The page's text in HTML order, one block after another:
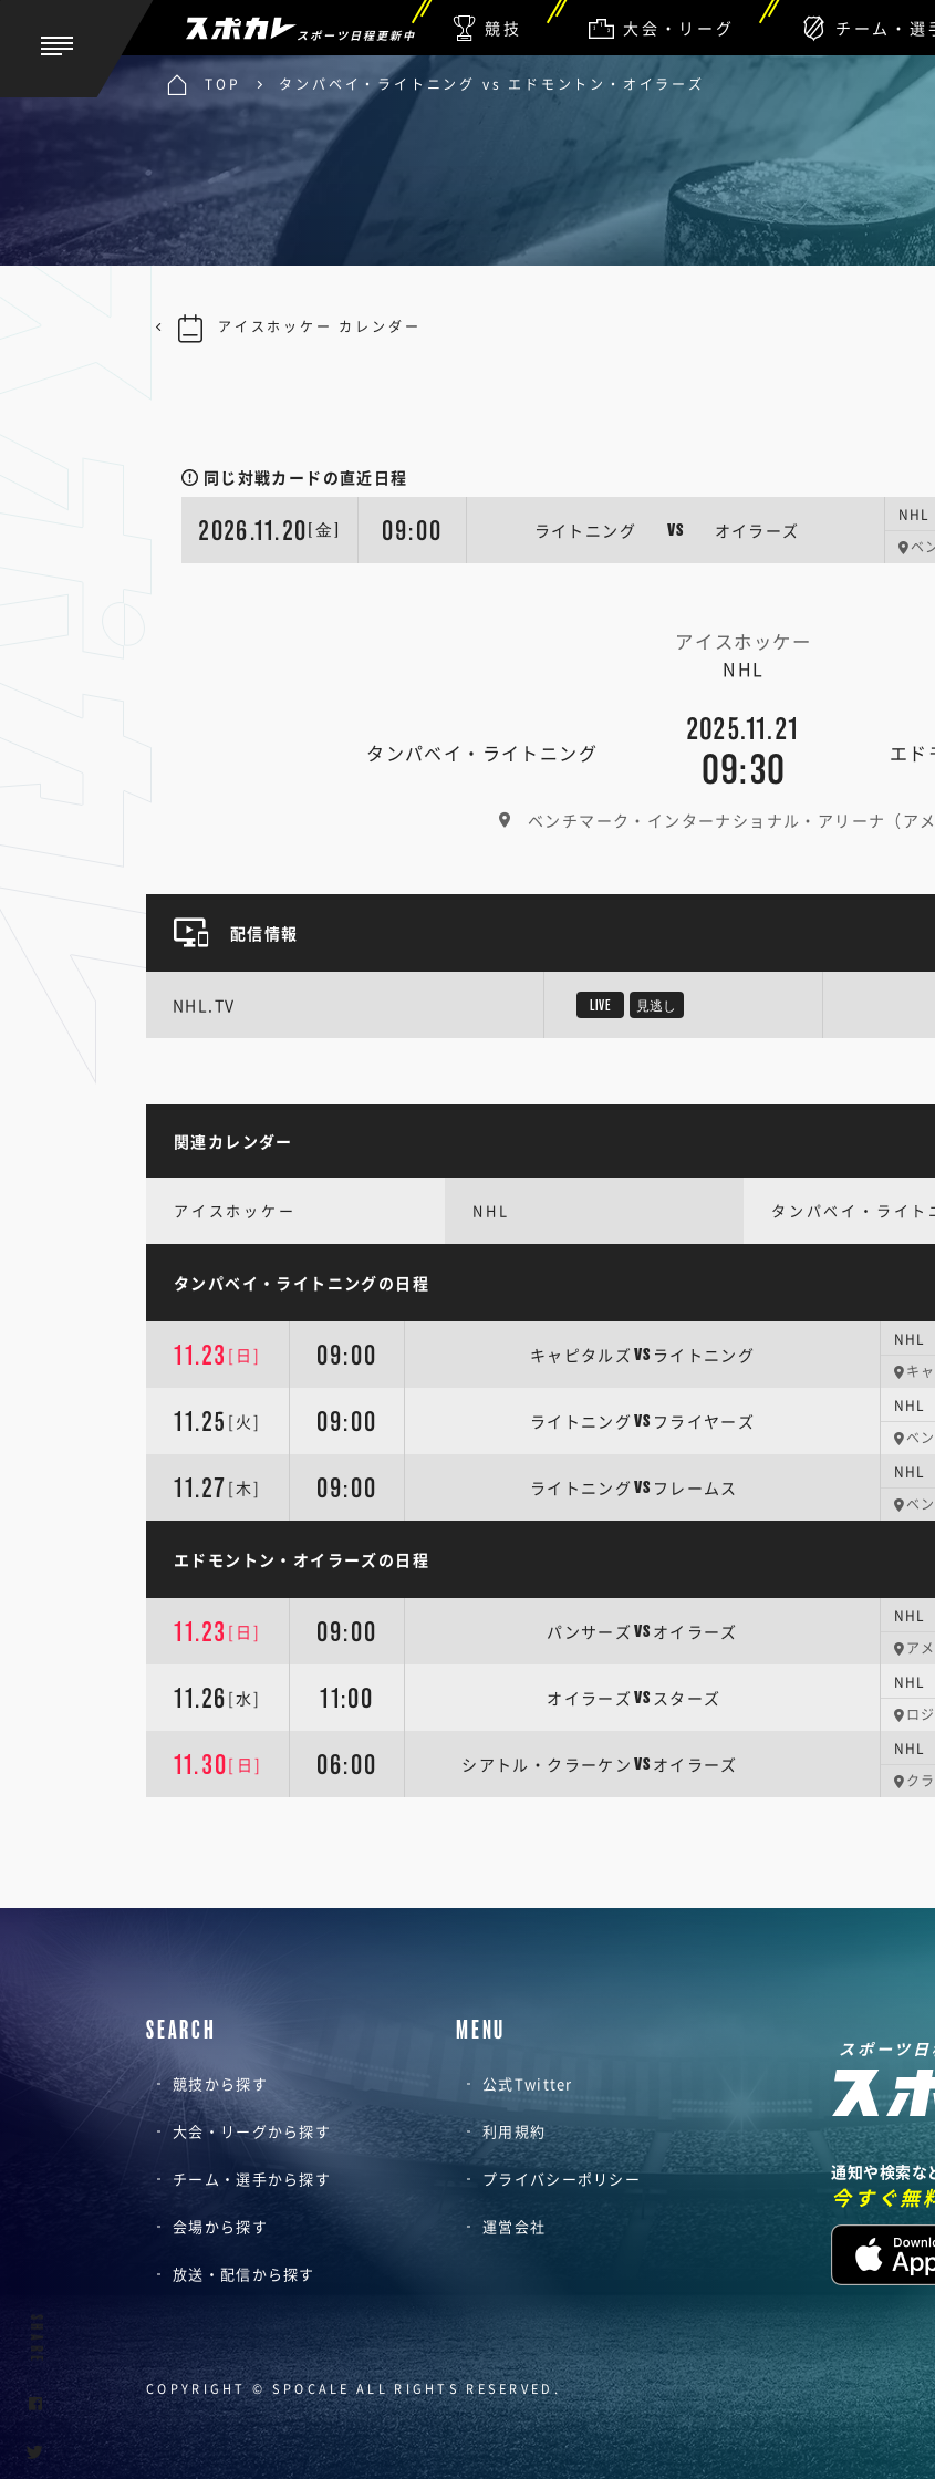
スポーツ日程更新中 競技 大会・リーグ チーム・選
TOP タンパベイ・ライトニング vs エドモントン・オイラーズ
同じ対戦カードの直近日程
2026.11.20 [金] 09:00 ライトニング VS オイラーズ
NHL
ベ
アイスホッケー
NHL
タンパベイ・ライトニング
2025.11.21
09:30 エド
ベンチマーク・インターナショナル・アリーナ（アメ
アイスホッケー カレンダー
配信情報
NHL.TV LIVE 見逃し
関連カレンダー
アイスホッケー NHL タンパベイ・ライト
タンパベイ・ライトニングの日程
11.23 [日] 09:00 キャピタルズ VS ライトニング
NHL
キ
11.25 [火] 09:00 ライトニング VS フライヤーズ
NHL
ベ
11.27 [木] 09:00 ライトニング VS フレームス
NHL
ベ
エドモントン・オイラーズの日程
11.23 [日] 09:00 パンサーズ VS オイラーズ
NHL
ア
11.26 [水] 11:00 オイラーズ VS スターズ
NHL
ロ
11.30[日] 06:00 シアトル・クラーケン VS オイラーズ
NHL
ク
SEARCH
競技から探す
大会・リーグから探す
チーム・選手から探す
会場から探す
放送・配信から探す
MENU
公式Twitter
利用規約
プライバシーポリシー
運営会社
スポーツ
通知や検索な
今すぐ無
COPYRIGHT © SPOCALE ALL RIGHTS RESERVED.
SHARE